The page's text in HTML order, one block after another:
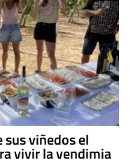
sus viñedos el
vivir la vendimia